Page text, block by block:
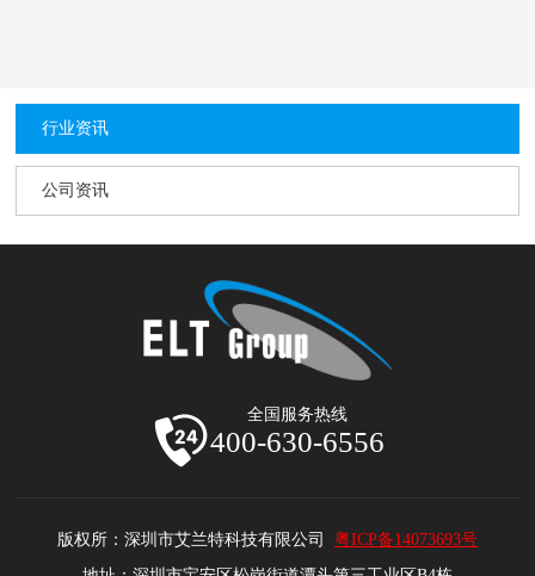
行业资讯
公司资讯
全国服务热线
400-630-6556
版权所：深圳市艾兰特科技有限公司 粤ICP备14073693号